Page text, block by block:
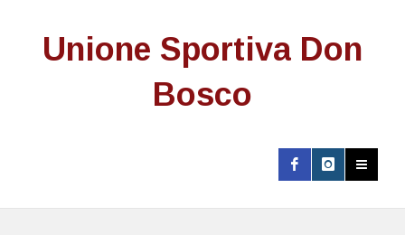
Unione Sportiva Don
Bosco